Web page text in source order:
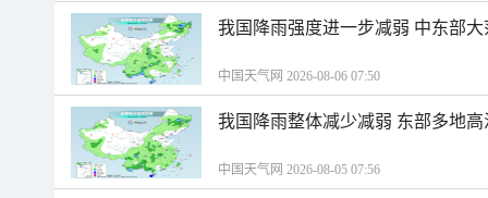
我国降雨强度进一步减弱 中东部
中国天气网 2026-08-06 07:50
我国降雨整体减少减弱 东部多地
中国天气网 2026-08-05 07:56